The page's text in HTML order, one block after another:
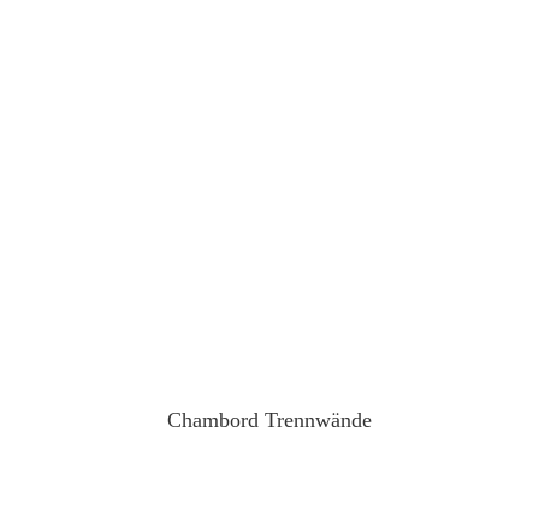
Chambord Trennwände